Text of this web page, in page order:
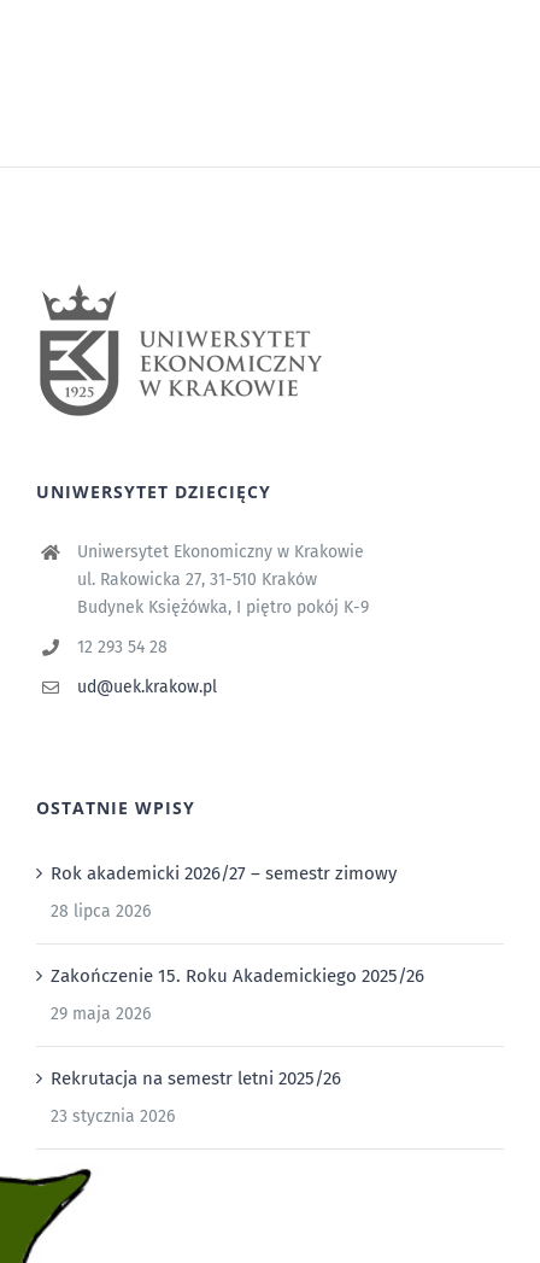
UNIWERSYTET DZIECIĘCY
Uniwersytet Ekonomiczny w Krakowie
ul. Rakowicka 27, 31-510 Kraków
Budynek Księżówka, I piętro pokój K-9
12 293 54 28
ud@uek.krakow.pl
OSTATNIE WPISY
Rok akademicki 2026/27 – semestr zimowy
28 lipca 2026
Zakończenie 15. Roku Akademickiego 2025/26
29 maja 2026
Rekrutacja na semestr letni 2025/26
23 stycznia 2026